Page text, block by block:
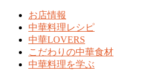
お店情報
中華料理レシピ
中華LOVERS
こだわりの中華食材
中華料理を学ぶ